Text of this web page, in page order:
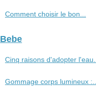
Comment choisir le bon...
Bebe
Cinq raisons d'adopter l'eau...
Gommage corps lumineux :...